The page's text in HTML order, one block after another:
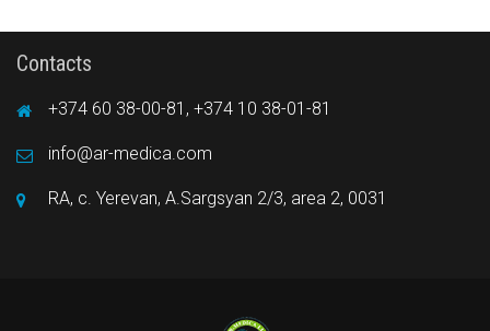
Contacts
+374 60 38-00-81, +374 10 38-01-81
info@ar-medica.com
RA, c. Yerevan, A.Sargsyan 2/3, area 2, 0031